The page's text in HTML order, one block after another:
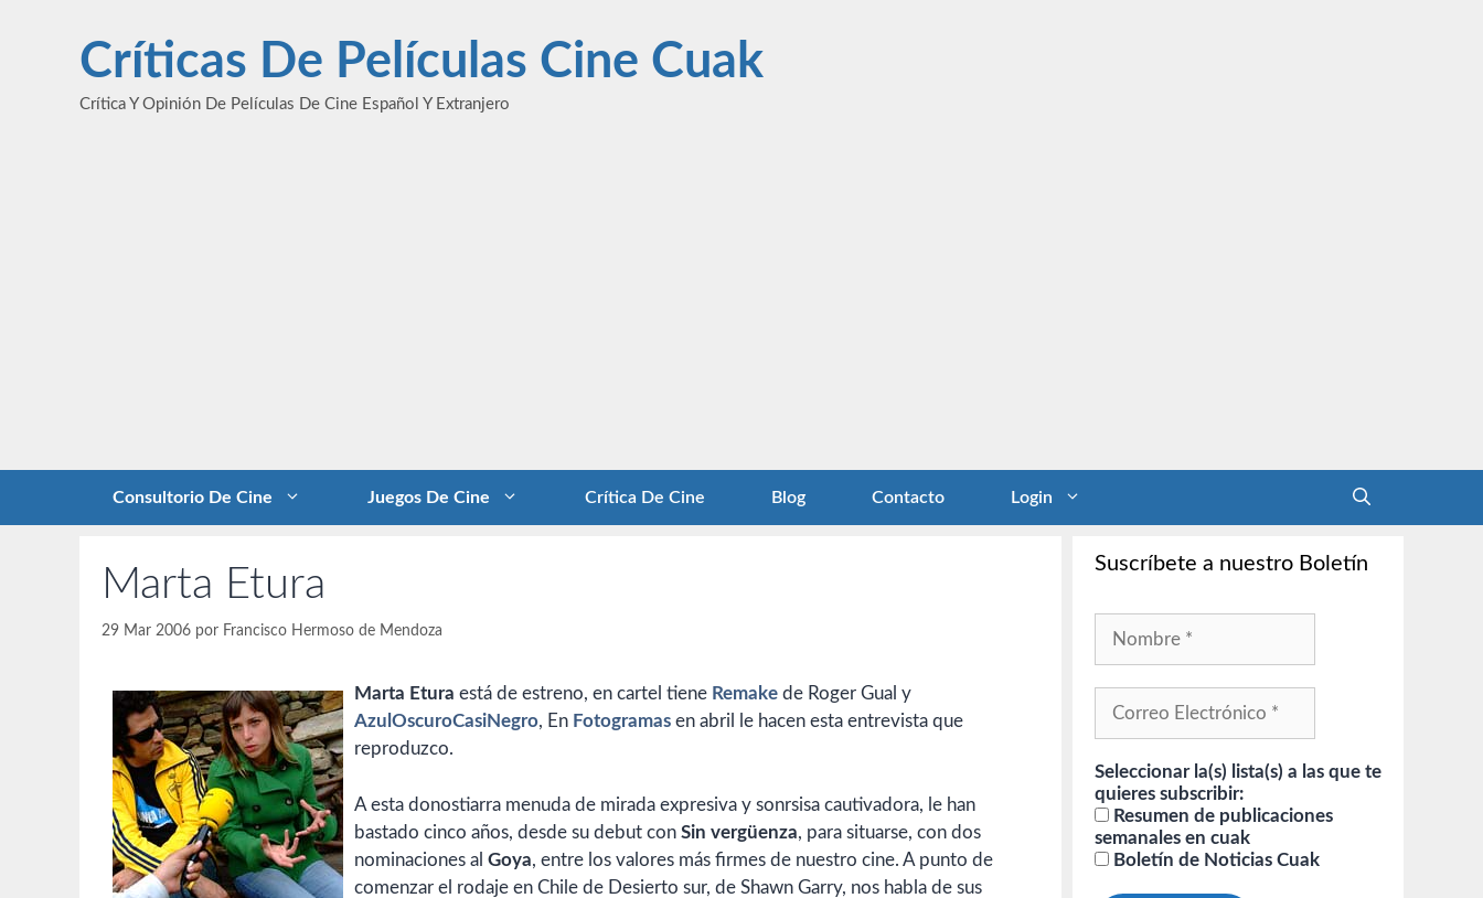
contenidoCríticas De Películas Cine Cuak
Crítica Y Opinión De Películas De Cine Español Y Extranjero
Consultorio De Cine Juegos De Cine Crítica De Cine Blog Contacto Login
Marta Etura
29 Mar 2006 por Francisco Hermoso de Mendoza
Marta Etura está de estreno, en cartel tiene Remake de Roger Gual y
AzulOscuroCasiNegro, En Fotogramas en abril le hacen esta entrevista que
reproduzco.
A esta donostiarra menuda de mirada expresiva y sonrsisa cautivadora, le han
bastado cinco años, desde su debut con Sin vergüenza, para situarse, con dos
nominaciones al Goya, entre los valores más firmes de nuestro cine. A punto de
comenzar el rodaje en Chile de Desierto sur, de Shawn Garry, nos habla de sus
Suscríbete a nuestro Boletín
Seleccionar la(s) lista(s) a las que te
quieres subscribir:
Resumen de publicaciones
semanales en cuak
Boletín de Noticias Cuak